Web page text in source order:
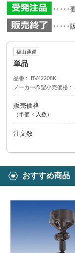
･････
･････
福山通運
単品
品番
BV42208K
メーカー希望小売価格
販売価格
（単価 × 入数）
注文数
おすすめ商品